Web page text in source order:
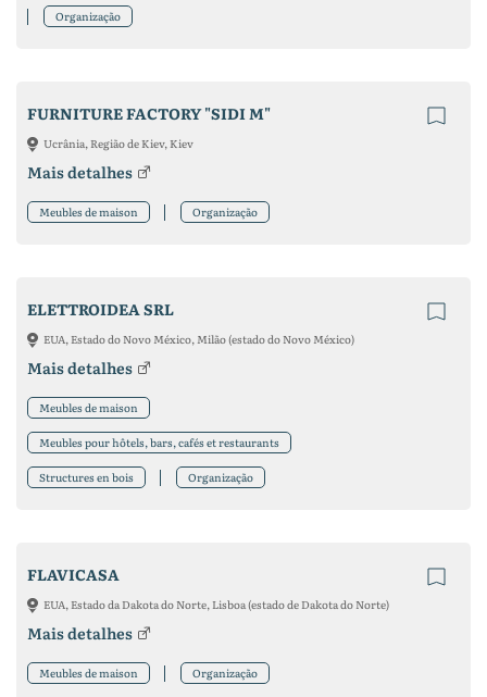
Organização
FURNITURE FACTORY "SIDI M"
Ucrânia, Região de Kiev, Kiev
Mais detalhes
Meubles de maison Organização
ELETTROIDEA SRL
EUA, Estado do Novo México, Milão (estado do Novo México)
Mais detalhes
Meubles de maison
Meubles pour hôtels, bars, cafés et restaurants
Structures en bois Organização
FLAVICASA
EUA, Estado da Dakota do Norte, Lisboa (estado de Dakota do Norte)
Mais detalhes
Meubles de maison Organização